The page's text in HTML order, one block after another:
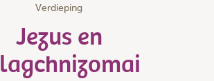
Verdieping
Jezus en